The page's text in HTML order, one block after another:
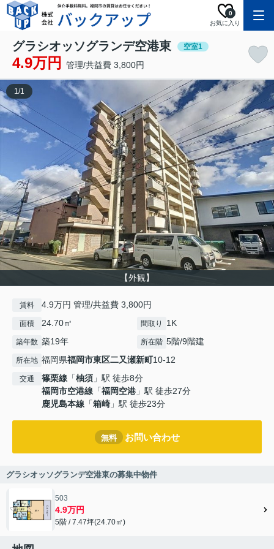
お気に入り
0
グラシオッソグランデ空港東 空室1
4.9万円 管理/共益費 3,800円
【外観】
1/1
賃料 4.9万円 管理/共益費 3,800円
面積 24.70㎡ 間取り 1K
築年数 築19年 所在階 5階/9階建
所在地 福岡県福岡市東区二又瀬新町10-12
交通 篠栗線 「柚須 」駅 徒歩8分
福岡市空港線 「福岡空港 」駅 徒歩27分
鹿児島本線 「箱崎 」駅 徒歩23分
無料 お問い合わせ
グラシオッソグランデ空港東の募集中物件
503
4.9万円
5階 / 7.47坪(24.70㎡)